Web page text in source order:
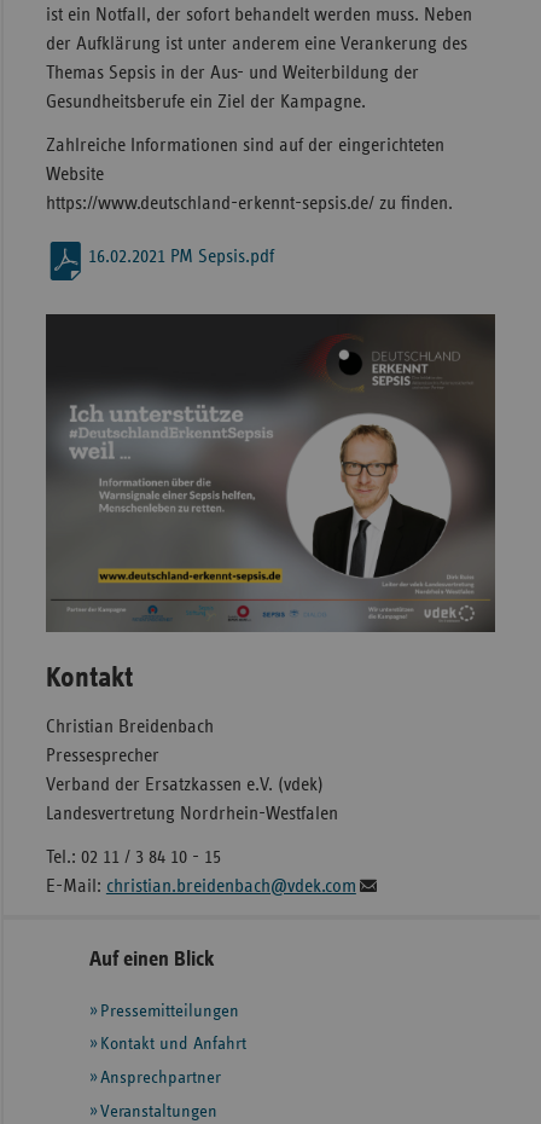
ist ein Notfall, der sofort behandelt werden muss. Neben
der Aufklärung ist unter anderem eine Verankerung des
Themas Sepsis in der Aus- und Weiterbildung der
Gesundheitsberufe ein Ziel der Kampagne.
Zahlreiche Informationen sind auf der eingerichteten
Website
https://www.deutschland-erkennt-sepsis.de/ zu finden.
16.02.2021 PM Sepsis.pdf
Kontakt
Christian Breidenbach
Pressesprecher
Verband der Ersatzkassen e.V. (vdek)
Landesvertretung Nordrhein-Westfalen
Tel.: 02 11 / 3 84 10 - 15
E-Mail: christian.breidenbach@vdek.com
Seitennavigation
Seitenleiste
weiteren
Informationen
Auf einen Blick
Pressemitteilungen
Kontakt und Anfahrt
Ansprechpartner
Veranstaltungen